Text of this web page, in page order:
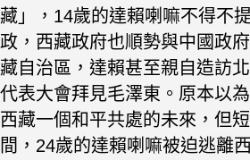
藏」，14歲的達賴喇嘛不得不
政，西藏政府也順勢與中國政
藏自治區，達賴甚至親自造訪
代表大會拜見毛澤東。原本以
西藏一個和平共處的未來，但
間，24歲的達賴喇嘛被迫逃離